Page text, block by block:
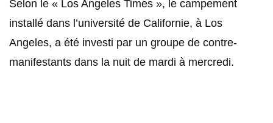
Selon le « Los Angeles Times », le campement
installé dans l’université de Californie, à Los
Angeles, a été investi par un groupe de contre-
manifestants dans la nuit de mardi à mercredi.